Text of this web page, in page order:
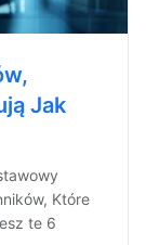
Jak
Które
te 6